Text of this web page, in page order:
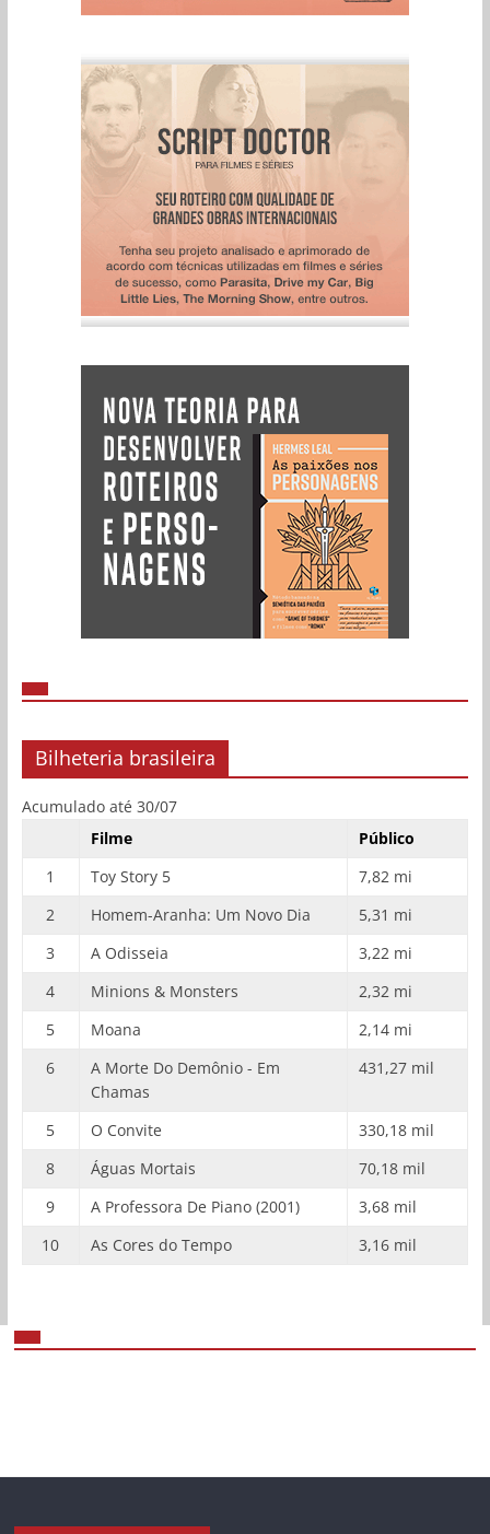
Bilheteria brasileira
Acumulado até 30/07
Filme
Público
1
Toy Story 5
7,82 mi
2
Homem-Aranha: Um Novo Dia
5,31 mi
3
A Odisseia
3,22 mi
4
Minions & Monsters
2,32 mi
5
Moana
2,14 mi
6
A Morte Do Demônio - Em
Chamas
431,27 mil
5 O Convite
330,18 mil
8
Águas Mortais
70,18 mil
9
A Professora De Piano (2001)
3,68 mil
10
As Cores do Tempo 3,16 mil